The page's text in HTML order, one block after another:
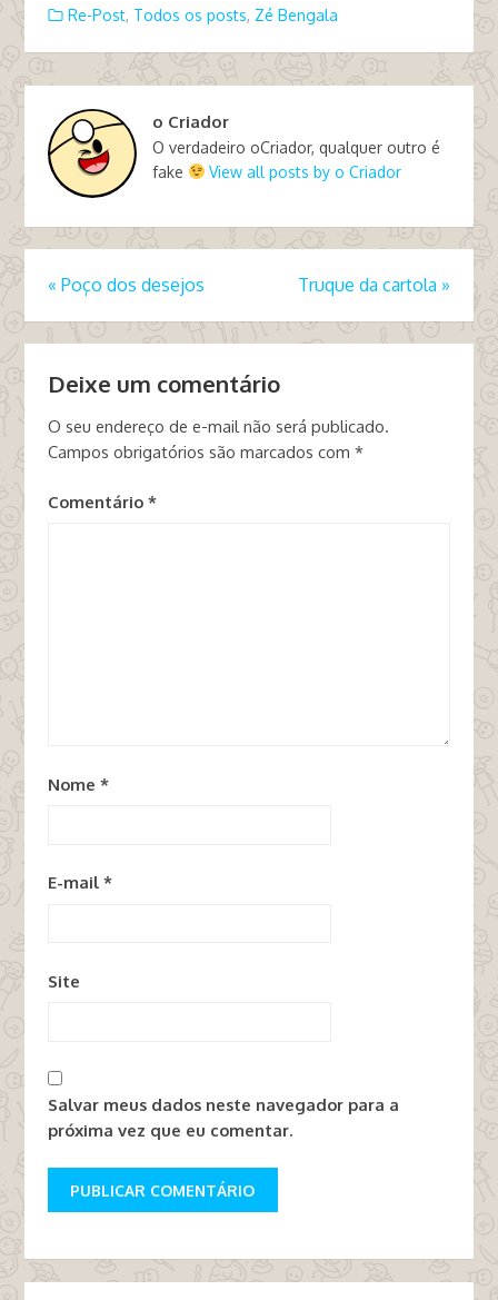
Re-Post, Todos os posts, Zé Bengala
o Criador
O verdadeiro oCriador, qualquer outro é
fake
View all posts by o Criador
« Poço dos desejos Truque da cartola »
Deixe um comentário
O seu endereço de e-mail não será publicado.
Campos obrigatórios são marcados com *
Comentário *
Nome *
E-mail *
Site
Salvar meus dados neste navegador para a
próxima vez que eu comentar.